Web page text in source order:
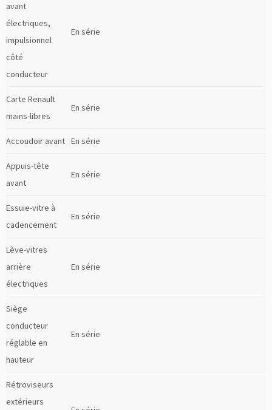
avant
électriques,
impulsionnel
côté
conducteur
En série
Carte Renault
mains-libres
En série
Accoudoir avant En série
Appuis-tête
avant
En série
Essuie-vitre à
cadencement
En série
Lève-vitres
arrière
électriques
En série
Siège
conducteur
réglable en
hauteur
En série
Rétroviseurs
extérieurs